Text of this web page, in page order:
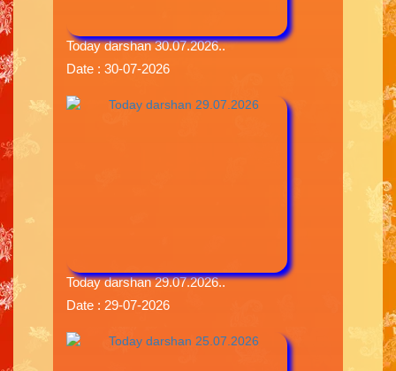
Today darshan 30.07.2026..
Date : 30-07-2026
Today darshan 29.07.2026..
Date : 29-07-2026